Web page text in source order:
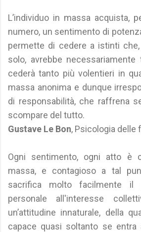
L’individuo in massa acquista,
numero, un sentimento di
permette di cedere a istinti
solo, avrebbe
cederà tanto più volentieri in
massa anonima e dunque
di responsabilità, che raffrena
scompare del tutto.
Gustave Le Bon, Psicologia delle
Ogni sentimento, ogni atto è
massa, e contagioso a tal
sacrifica molto facilmente il
personale all'interesse
un’attitudine innaturale, della
capace quasi soltanto se